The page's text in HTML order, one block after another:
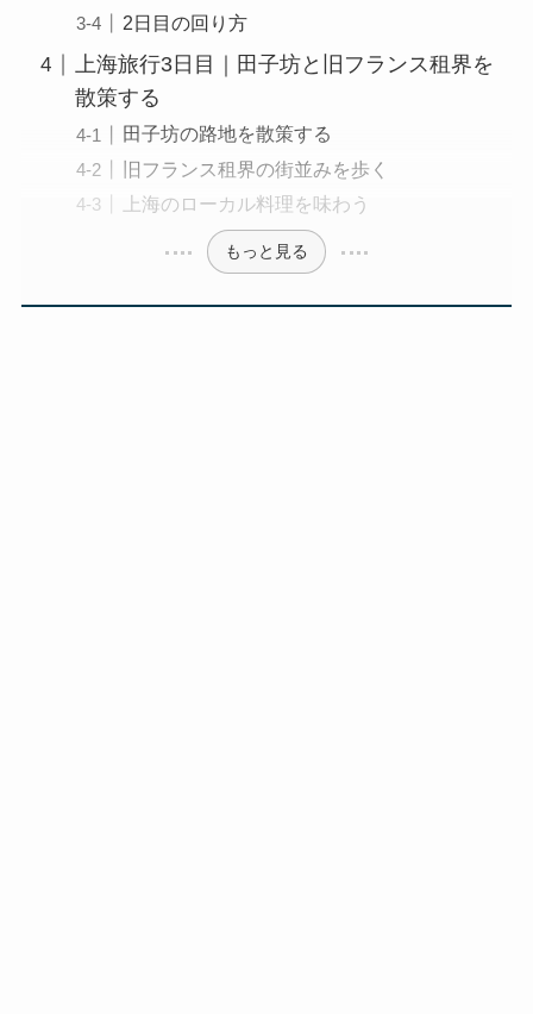
2日目の回り方
上海旅行3日目｜田子坊と旧フランス租界を
散策する
田子坊の路地を散策する
旧フランス租界の街並みを歩く
上海のローカル料理を味わう
もっと見る